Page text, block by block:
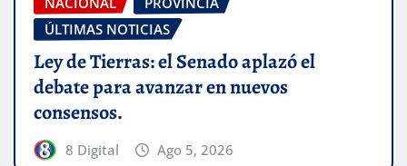
ÚLTIMAS NOTICIAS
Ley de Tierras: el Senado aplazó el
debate para avanzar en nuevos
consensos.
8 Digital Ago 5, 2026